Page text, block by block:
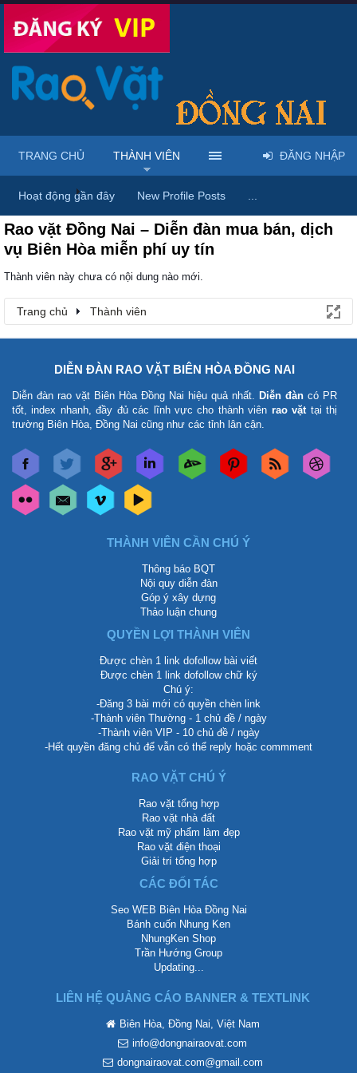
Trang chủ Thành viên
Rao vặt Đồng Nai – Diễn đàn mua bán, dịch
vụ Biên Hòa miễn phí uy tín
Thành viên này chưa có nội dung nào mới.
Trang chủ Thành viên
TRANG CHỦ THÀNH VIÊN
Hoạt động gần đây New Profile Posts
ĐĂNG NHẬP
DIỄN ĐÀN RAO VẶT BIÊN HÒA ĐỒNG NAI
Diễn đàn rao vặt Biên Hòa Đồng Nai hiệu quả nhất. Diễn đàn có PR
tốt, index nhanh, đầy đủ các lĩnh vực cho thành viên rao vặttại thị
trường Biên Hòa, Đồng Nai cũng như các tỉnh lân cận.
THÀNH VIÊN CẦN CHÚ Ý
Thông báo BQT
Nội quy diễn đàn
Góp ý xây dựng
Thảo luận chung
QUYỀN LỢI THÀNH VIÊN
Được chèn 1 link dofollow bài viết
Được chèn 1 link dofollow chữ ký
Chú ý:
-Đăng 3 bài mới có quyền chèn link
-Thành viên Thường - 1 chủ đề / ngày
-Thành viên VIP - 10 chủ đề / ngày
-Hết quyền đăng chủ để vẫn có thể reply hoặc commment
RAO VẶT CHÚ Ý
Rao vặt tổng hợp
Rao vặt nhà đất
Rao vặt mỹ phẩm làm đẹp
Rao vặt điện thoại
Giải trí tổng hợp
CÁC ĐỐI TÁC
Seo WEB Biên Hòa Đồng Nai
Bánh cuốn Nhung Ken
NhungKen Shop
Trần Hướng Group
Updating...
LIÊN HỆ QUẢNG CÁO BANNER & TEXTLINK
Biên Hòa, Đồng Nai, Việt Nam
info@dongnairaovat.com
dongnairaovat.com@gmail.com